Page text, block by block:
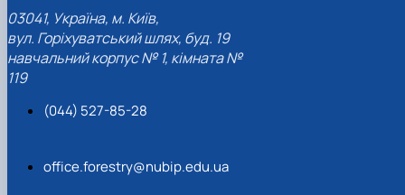
03041, Україна, м. Київ,
вул. Горіхуватський шлях, буд. 19
навчальний корпус № 1, кімната №
119
(044) 527-85-28
office.forestry@nubip.edu.ua